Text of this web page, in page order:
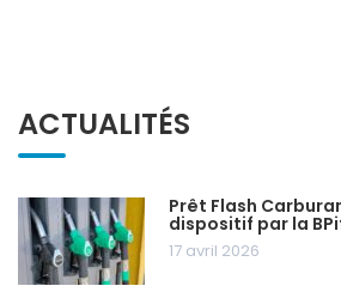
ACTUALITÉS
Prêt Flash
dispositif par la
17 avril 2026